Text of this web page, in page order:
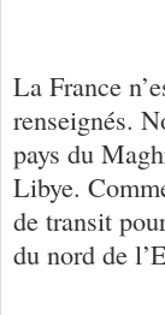
La France
renseignés.
pays du
Libye.
de transit
du nord de